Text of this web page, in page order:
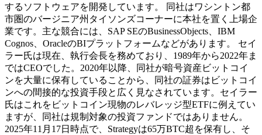
するソフトウェアを開発しています。 同社はワシントン都
市圏のバージニア州タイソンズコーナーに本社を置く上場企
業です。主な競合には、SAP SEのBusinessObjects、IBM
Cognos、OracleのBIプラットフォームなどがあります。 セイ
ラー氏は現在、執行会長を務めており、1989年から2022年ま
ではCEOでした。2020年以降、同社が暗号資産ビットコイ
ンを大量に保有していることから、同社の証券はビットコイ
ンへの間接的な投資手段と広く見なされています。セイラー
氏はこれをビットコイン現物のレバレッジ型ETFに例えてい
ますが、同社は規制対象の投資ファンドではありません。
2025年11月17日時点で、Strategyは65万BTC超を保有し、そ